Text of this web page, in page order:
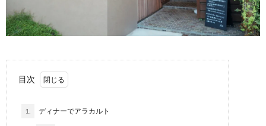
目次
1. ディナーでアラカルト